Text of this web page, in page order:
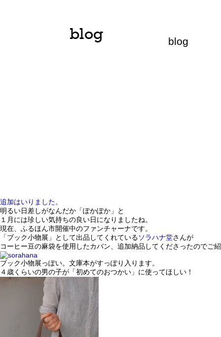
blog
追加はいりました。
明るい日差しがなんだか「ぽかぽか」と
１月には珍しい気持ちの良い日になりましたね。
現在、ふるほん市開催中のファンチャーナです。
「ブック小物展」として出品してくれているソラハナ堂さんが
コーヒー豆の麻袋を使用したカバン、追加納品してくださったのでご
ブック小物展っぽい。文庫本がすっぽり入ります。
４歳くらいの男の子が「初めてのおつかい」に使ってほしい！